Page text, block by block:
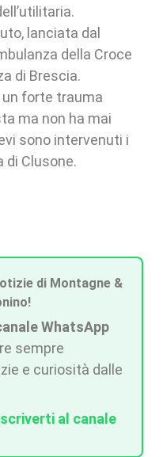
lanciata dal
della Croce
di Brescia.
un forte trauma
ma non ha mai
sono intervenuti i
di Clusone.
di Montagne &
WhatsApp
sempre
e curiosità dalle
al canale